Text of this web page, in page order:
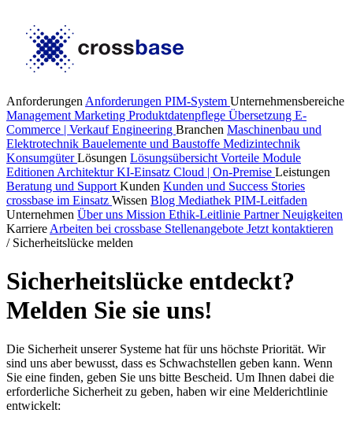
Anforderungen Anforderungen PIM-System Unternehmensbereiche
Management Marketing Produktdatenpflege Übersetzung E-
Commerce | VerkaufEngineering Branchen Maschinenbau und
Elektrotechnik Bauelemente und Baustoffe Medizintechnik
KonsumgüterLösungen Lösungsübersicht Vorteile Module
Editionen ArchitekturKI-Einsatz Cloud | On-Premise Leistungen
Beratung und Support Kunden Kunden und Success Stories
crossbase im Einsatz Wissen Blog Mediathek PIM-Leitfaden
Unternehmen Über uns Mission Ethik-Leitlinie PartnerNeuigkeiten
Karriere Arbeiten bei crossbase Stellenangebote Jetzt kontaktieren
/ Sicherheitslücke melden
Sicherheitslücke entdeckt?
Melden Sie sie uns!
Die Sicherheit unserer Systeme hat für uns höchste Priorität. Wir
sind uns aber bewusst, dass es Schwachstellen geben kann. Wenn
Sie eine finden, geben Sie uns bitte Bescheid. Um Ihnen dabei die
erforderliche Sicherheit zu geben, haben wir eine Melderichtlinie
entwickelt: